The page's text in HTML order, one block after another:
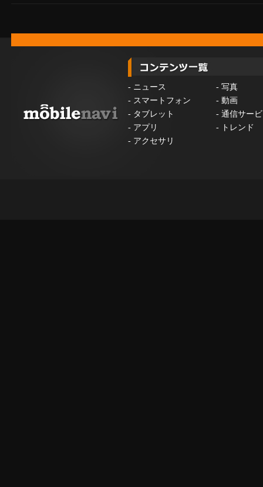
- ニュース - 写真
- スマートフォン - 動画
- タブレット - 通信サー
- アプリ -
トレンド
- アクセサリ